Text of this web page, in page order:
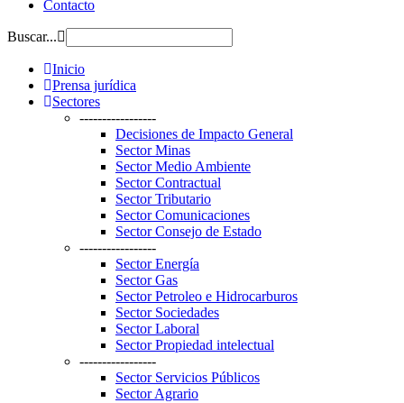
Contacto
Buscar...
Inicio
Prensa jurídica
Sectores
-----------------
Decisiones de Impacto General
Sector Minas
Sector Medio Ambiente
Sector Contractual
Sector Tributario
Sector Comunicaciones
Sector Consejo de Estado
-----------------
Sector Energía
Sector Gas
Sector Petroleo e Hidrocarburos
Sector Sociedades
Sector Laboral
Sector Propiedad intelectual
-----------------
Sector Servicios Públicos
Sector Agrario